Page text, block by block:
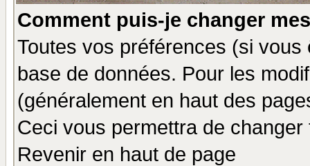
Comment puis-je changer
Toutes vos préférences (si
base de données. Pour les
(généralement en haut des
Ceci vous permettra de
Revenir en haut de page